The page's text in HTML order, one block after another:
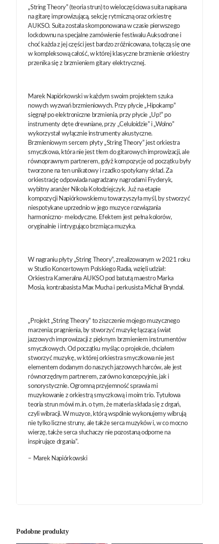
„String Theory” (teoria strun) to wieloczęściowa suita napisana
na gitarę improwizującą, sekcję rytmiczną oraz orkiestrę
AUKSO. Suita została skomponowana w czasie pierwszego
lockdownu na specjalne zamówienie festiwalu Auksodrone i
choć każda z jej części jest bardzo zróżnicowana, to łączą się one
w kompleksową całość, w której klasyczne brzmienie orkiestry
przenika się z brzmieniem gitary elektrycznej.
Marek Napiórkowski w każdym swoim projektem szuka
nowych wyzwań brzmieniowych. Przy płycie „Hipokamp”
sięgnął po elektroniczne brzmienia, przy płycie „Up!” po
instrumenty dęte drewniane, przy „Celuloidzie” i „Wolno”
wykorzystał wyłącznie instrumenty akustyczne.
Brzmieniowym sercem płyty „String Theory” jest orkiestra
smyczkowa, która nie jest tłem do gitarowych improwizacji, ale
równoprawnym partnerem, gdyż kompozycje od początku były
tworzone na ten unikatowy i rzadko spotykany skład. Za
orkiestrację odpowiada nagradzany nagrodami Fryderyk,
wybitny aranżer Nikola Kołodziejczyk. Już na etapie
kompozycji Napiórkowskiemu towarzyszyła myśl, by stworzyć
niespotykane uprzednio w jego muzyce rozwiązania
harmoniczno- melodyczne. Efektem jest pełna kolorów,
oryginalnie i intrygująco brzmiąca muzyka.
W nagraniu płyty „String Theory”, zrealizowanym w 2021 roku
w Studio Koncertowym Polskiego Radia, wzięli udział:
Orkiestra Kameralna AUKSO pod batutą maestro Marka
Mosia, kontrabasista Max Mucha i perkusista Michał Bryndal.
„Projekt „String Theory” to ziszczenie mojego muzycznego
marzenia; pragnienia, by stworzyć muzykę łączącą świat
jazzowych improwizacji z pięknym brzmieniem instrumentów
smyczkowych. Od początku myśląc o projekcie, chciałem
stworzyć muzykę, w której orkiestra smyczkowa nie jest
elementem dodanym do naszych jazzowych harców, ale jest
równorzędnym partnerem, zarówno koncepcyjnie, jak i
sonorystycznie. Ogromną przyjemność sprawia mi
muzykowanie z orkiestrą smyczkową i moim trio. Tytułowa
teoria strun mówi m.in. o tym, że materia składa się z drgań,
czyli wibracji. W muzyce, którą wspólnie wykonujemy wibrują
nie tylko liczne struny, ale także serca muzyków i, w co mocno
wierzę, także serca słuchaczy nie pozostaną odporne na
inspirujące drgania”.
– Marek Napiórkowski
Podobne produkty